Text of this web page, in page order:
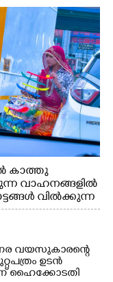
കാത്തു
വാഹനങ്ങളിൽ
വിൽക്കുന്ന
യുവതി. ഇടപ്പള്ളി
വയസുകാരന്റെ
ഉടൻ
ഹൈക്കോടതി